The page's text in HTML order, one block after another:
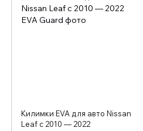
Килимки EVA для авто Nissan
Leaf c 2010 — 2022